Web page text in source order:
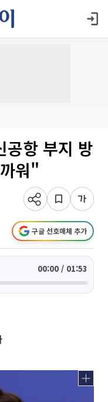
공항 부지 방
워"
구글 선호매체 추가
00:00 / 01:53